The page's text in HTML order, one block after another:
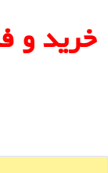
خرید و